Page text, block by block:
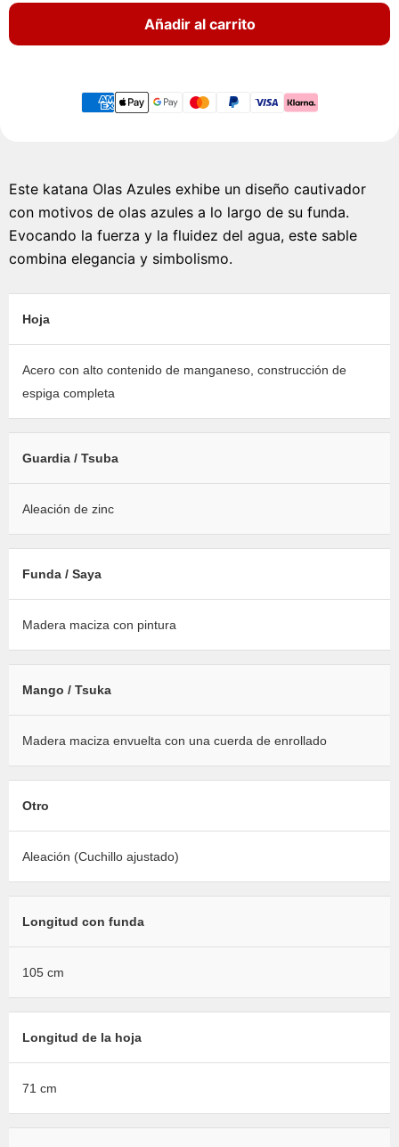
Añadir al carrito
Este katana Olas Azules exhibe un diseño cautivador
con motivos de olas azules a lo largo de su funda.
Evocando la fuerza y la fluidez del agua, este sable
combina elegancia y simbolismo.
Hoja
Acero con alto contenido de manganeso, construcción de
espiga completa
Guardia / Tsuba
Aleación de zinc
Funda / Saya
Madera maciza con pintura
Mango / Tsuka
Madera maciza envuelta con una cuerda de enrollado
Otro
Aleación (Cuchillo ajustado)
Longitud con funda
105 cm
Longitud de la hoja
71 cm